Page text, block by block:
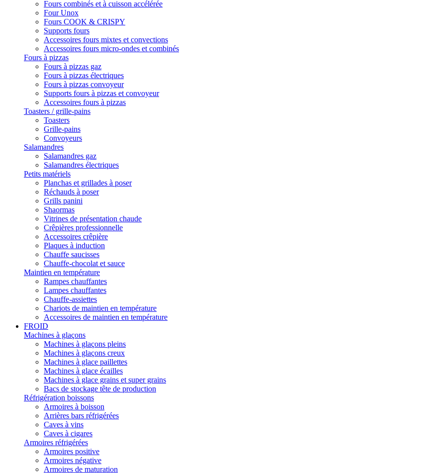
Fours combinés et à cuisson accélérée
Four Unox
Fours COOK & CRISPY
Supports fours
Accessoires fours mixtes et convections
Accessoires fours micro-ondes et combinés
Fours à pizzas
Fours à pizzas gaz
Fours à pizzas électriques
Fours à pizzas convoyeur
Supports fours à pizzas et convoyeur
Accessoires fours à pizzas
Toasters / grille-pains
Toasters
Grille-pains
Convoyeurs
Salamandres
Salamandres gaz
Salamandres électriques
Petits matériels
Planchas et grillades à poser
Réchauds à poser
Grills panini
Shaormas
Vitrines de présentation chaude
Crêpières professionnelle
Accessoires crêpière
Plaques à induction
Chauffe saucisses
Chauffe-chocolat et sauce
Maintien en température
Rampes chauffantes
Lampes chauffantes
Chauffe-assiettes
Chariots de maintien en température
Accessoires de maintien en température
FROID
Machines à glaçons
Machines à glaçons pleins
Machines à glaçons creux
Machines à glace paillettes
Machines à glace écailles
Machines à glace grains et super grains
Bacs de stockage tête de production
Réfrigération boissons
Armoires à boisson
Arrières bars réfrigérées
Caves à vins
Caves à cigares
Armoires réfrigérées
Armoires positive
Armoires négative
Armoires de maturation